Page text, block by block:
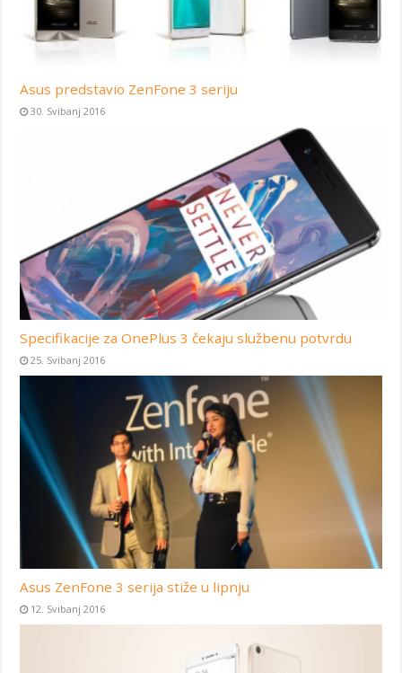
Asus predstavio ZenFone 3 seriju
30. Svibanj 2016
Specifikacije za OnePlus 3 čekaju službenu potvrdu
25. Svibanj 2016
Asus ZenFone 3 serija stiže u lipnju
12. Svibanj 2016